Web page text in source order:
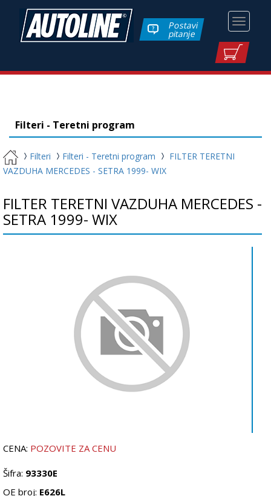
Toggle
Postavi
pitanje
Filteri - Teretni program
Filteri Filteri - Teretni program
FILTER TERETNI
VAZDUHA MERCEDES - SETRA 1999- WIX
FILTER TERETNI VAZDUHA MERCEDES -
SETRA 1999- WIX
CENA: POZOVITE ZA CENU
Šifra: 93330E
OE broj: E626L